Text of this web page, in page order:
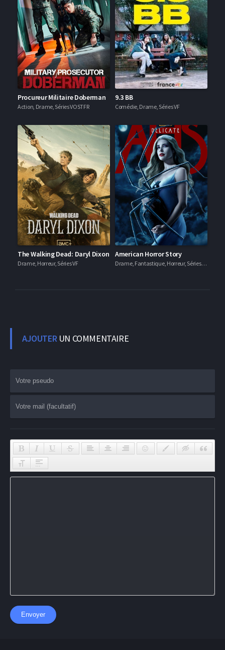
Procureur Militaire Doberman
Action, Drame, Séries VOSTFR
9.3 BB
Comédie, Drame, Séries VF
The Walking Dead: Daryl Dixon
Drame, Horreur, Séries VF
American Horror Story
Drame, Fantastique, Horreur, Séries VF
AJOUTERUN COMMENTAIRE
Envoyer